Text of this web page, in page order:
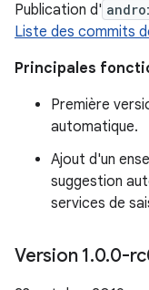
Publication d'
Liste des commits
Principales
Première
automatique.
Ajout d'un
suggestion
services de
Version 1.0.0-